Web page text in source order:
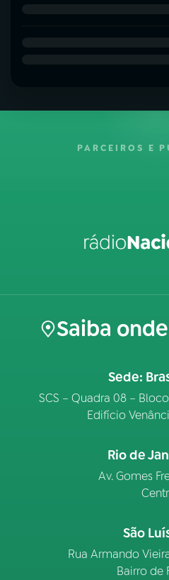
PARCEIROS E
Saiba
Sede:
SCS – Quadra 08 –
Edifício
Rio de
Av. Gomes
São
Rua Armando
Bairro de